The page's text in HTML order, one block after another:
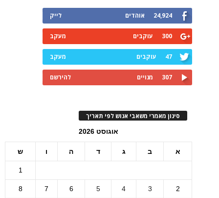
24,924 אוהדים לייק
300 עוקבים מעקב
47 עוקבים מעקב
307 מנויים להירשם
סינון מאמרי משאבי אנוש לפי תאריך
אוגוסט 2026
א ב ג ד ה ו ש
1
2
3
4
5
6
7
8